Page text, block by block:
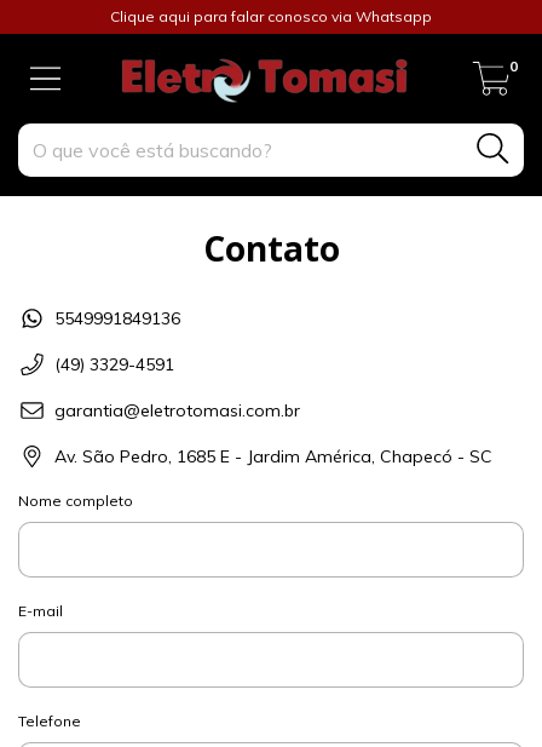
Clique aqui para falar conosco via Whatsapp
0
Contato
5549991849136
(49) 3329-4591
garantia@eletrotomasi.com.br
Av. São Pedro, 1685 E - Jardim América, Chapecó - SC
Nome completo
E-mail
Telefone